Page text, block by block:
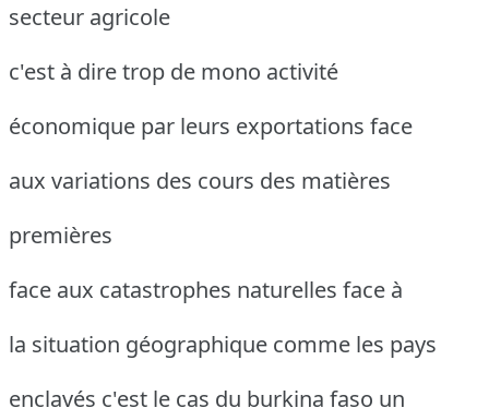
secteur agricole
c'est à dire trop de mono activité
économique par leurs exportations face
aux variations des cours des matières
premières
face aux catastrophes naturelles face à
la situation géographique comme les pays
enclavés c'est le cas du burkina faso un